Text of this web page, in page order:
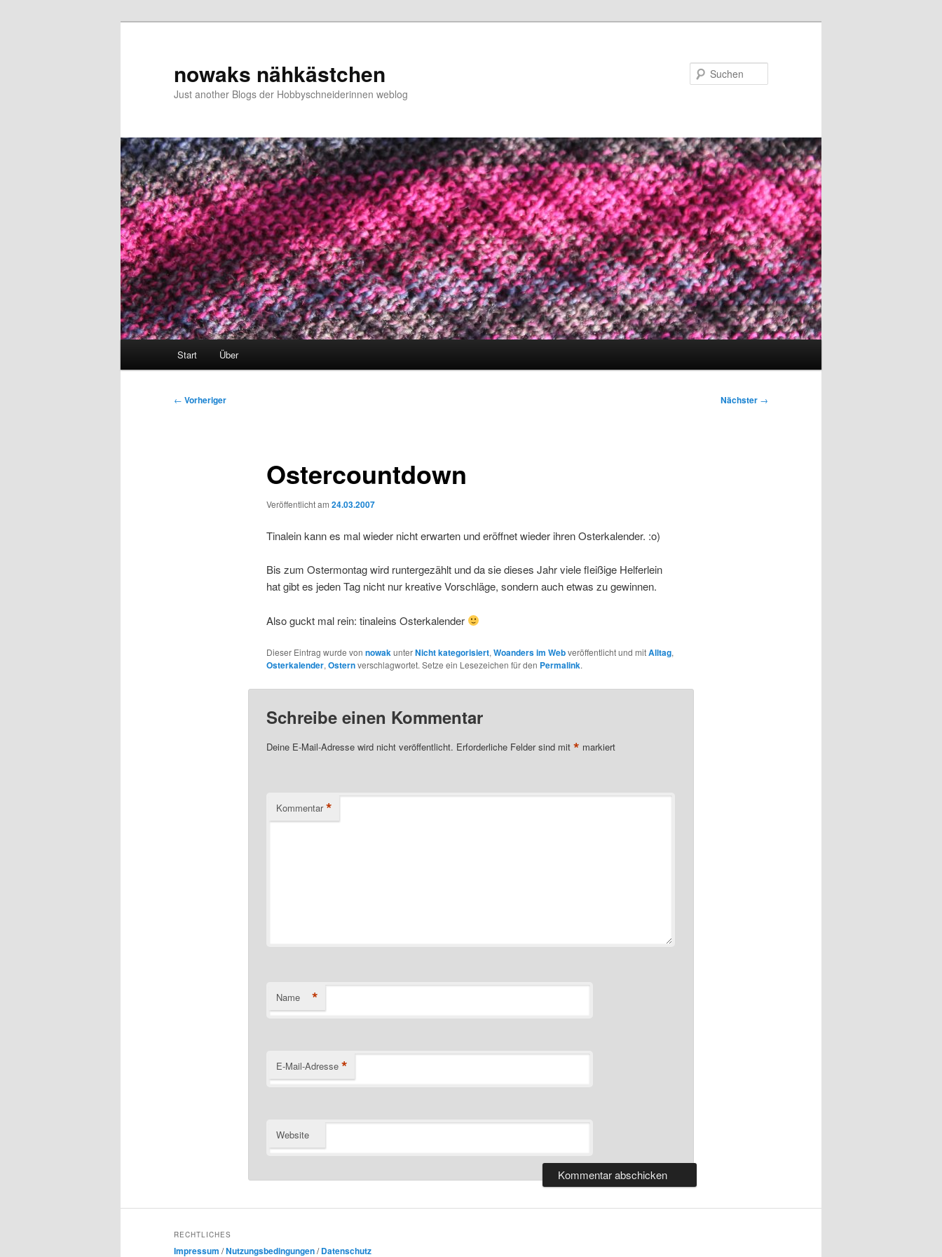
nowaks nähkästchen
Just another Blogs der Hobbyschneiderinnen weblog
Start Über
Beitragsnavigation
← Vorheriger Nächster →
Ostercountdown
Veröffentlicht am 24.03.2007
Tinalein kann es mal wieder nicht erwarten und eröffnet wieder ihren Osterkalender. :o)
Bis zum Ostermontag wird runtergezählt und da sie dieses Jahr viele fleißige Helferlein
hat gibt es jeden Tag nicht nur kreative Vorschläge, sondern auch etwas zu gewinnen.
Also guckt mal rein: tinaleins Osterkalender
Dieser Eintrag wurde von nowakunterNicht kategorisiert, Woanders im Webveröffentlicht und mitAlltag,
Osterkalender, Osternverschlagwortet. Setze ein Lesezeichen für den Permalink.
Schreibe einen Kommentar
Deine E-Mail-Adresse wird nicht veröffentlicht. Erforderliche Felder sind mit * markiert
Kommentar *
Name *
E-Mail-Adresse *
Website
RECHTLICHES
Impressum /Nutzungsbedingungen/Datenschutz